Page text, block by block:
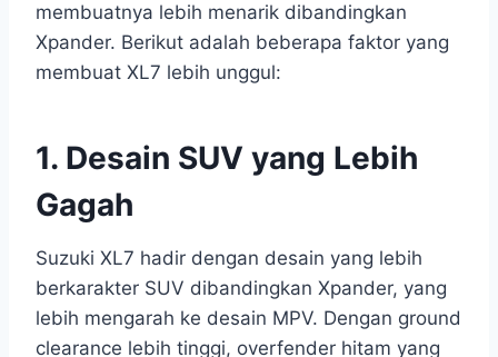
membuatnya lebih menarik dibandingkan
Xpander. Berikut adalah beberapa faktor yang
membuat XL7 lebih unggul:
1. Desain SUV yang Lebih
Gagah
Suzuki XL7 hadir dengan desain yang lebih
berkarakter SUV dibandingkan Xpander, yang
lebih mengarah ke desain MPV. Dengan ground
clearance lebih tinggi, overfender hitam yang